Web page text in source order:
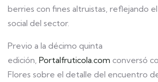
berries con fines altruistas, reflejando
social del sector.
Previo a la décimo quinta
edición, Portalfruticola.com conversó
Flores sobre el detalle del encuentro